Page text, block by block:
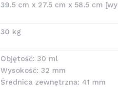
39.5 cm x 27.5 cm x 58.5 cm
30 kg
Objętość: 30 ml
Wysokość: 32 mm
Średnica zewnętrzna: 41 mm